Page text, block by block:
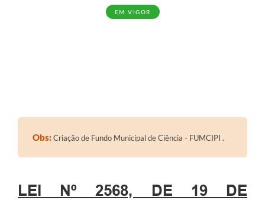
EM VIGOR
Obs:Criação de Fundo Municipal de Ciência - FUMCIPI .
LEI Nº 2568, DE 19 DE